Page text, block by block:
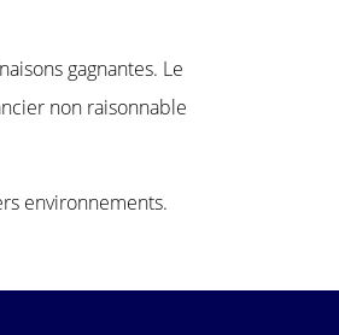
gagnantes. Le
non raisonnable
environnements.